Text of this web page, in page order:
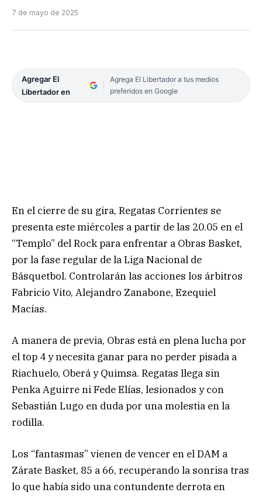
7 de mayo de 2025
Agregar El
Libertador en
Agrega El Libertador a tus medios
preferidos en Google
En el cierre de su gira, Regatas Corrientes se
presenta este miércoles a partir de las 20.05 en el
“Templo” del Rock para enfrentar a Obras Basket,
por la fase regular de la Liga Nacional de
Básquetbol. Controlarán las acciones los árbitros
Fabricio Vito, Alejandro Zanabone, Ezequiel
Macías.
A manera de previa, Obras está en plena lucha por
el top 4 y necesita ganar para no perder pisada a
Riachuelo, Oberá y Quimsa. Regatas llega sin
Penka Aguirre ni Fede Elías, lesionados y con
Sebastián Lugo en duda por una molestia en la
rodilla.
Los “fantasmas” vienen de vencer en el DAM a
Zárate Basket, 85 a 66, recuperando la sonrisa tras
lo que había sido una contundente derrota en